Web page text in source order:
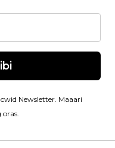
Newsletter. Maaari